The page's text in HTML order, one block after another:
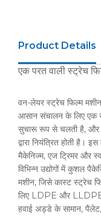
Product Details
एक परत वाली स्ट्रेच
वन-लेयर स्ट्रेच फिल्म
आसान संचालन के लिए एक
सुचारू रूप से चलती है, और
द्वारा नियंत्रित होती
मैकेनिज्म, एज ट्रिमर और
विभिन्न उद्योगों में कुशल
मशीन, जिसे कास्ट स्ट्रेच
लिए LDPE और LLDPE
हवाई अड्डे के सामान, पैलेट,